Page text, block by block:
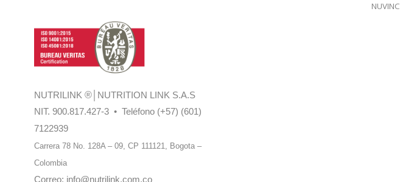
NUTRILINK® │NUTRITION LINK S.A.S
NIT. 900.817.427-3 • Teléfono (+57) (601)
7122939
Carrera 78 No. 128A – 09, CP 111121, Bogota –
Colombia
Correo: info@nutrilink.com.co
NUVINC